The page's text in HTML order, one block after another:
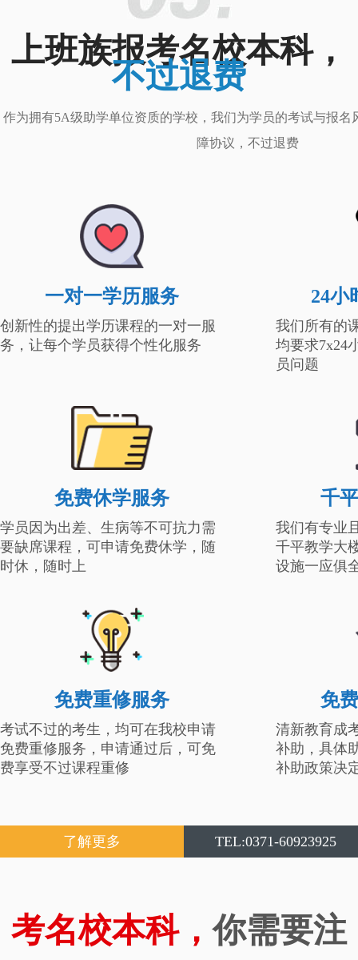
上班族报考名校本科，
不过退费
作为拥有5A级助学单位资质的学校，我们为学员的考试与报名
障协议，不过退费
一对一学历服务
创新性的提出学历课程的一对一服
务，让每个学员获得个性化服务
24小
我们所有的
均要求7x24
员问题
免费休学服务
学员因为出差、生病等不可抗力需
要缺席课程，可申请免费休学，随
时休，随时上
千
我们有专业
千平教学大
设施一应俱
免费重修服务
考试不过的考生，均可在我校申请
免费重修服务，申请通过后，可免
费享受不过课程重修
免
清新教育成
补助，具体
补助政策决
了解更多 TEL:0371-60923925
考名校本科，你需要注